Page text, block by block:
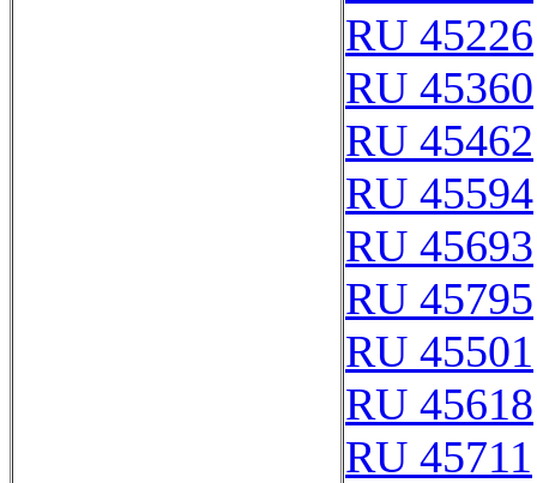
RU 45226
RU 45360
RU 45462
RU 45594
RU 45693
RU 45795
RU 45501
RU 45618
RU 45711